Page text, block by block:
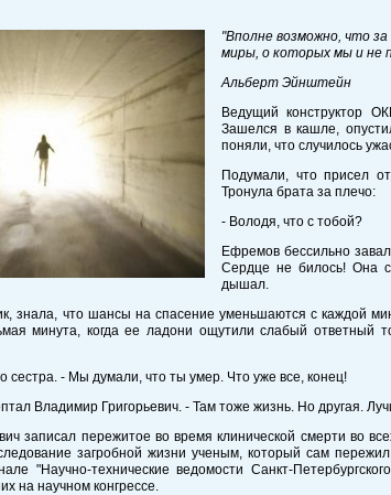
"Вполне возможно, что
миры, о которых мы и не
Альберт Эйнштейн
Ведущий конструктор
Зашелся в кашле,
поняли, что случилось
Подумали, что присел
Тронула брата за плечо:
- Володя, что с тобой?
Ефремов бессильно
Сердце не билось! Она
дышал.
знала, что шансы на спасение уменьшаются с каждой
минута, когда ее ладони ощутили слабый ответный
сестра. - Мы думали, что ты умер. Что уже все, конец!
Владимир Григорьевич. - Там тоже жизнь. Но другая.
записал пережитое во время клинической смерти во
загробной жизни ученым, который сам
"Научно-технические ведомости Санкт-
на научном конгрессе.